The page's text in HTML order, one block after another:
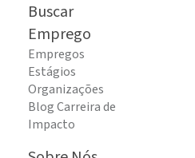
Buscar
Emprego
Empregos
Estágios
Organizações
Blog Carreira de
Impacto